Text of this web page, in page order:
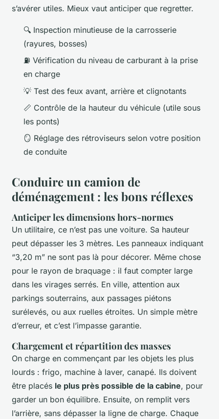
s’avérer utiles. Mieux vaut anticiper que regretter.
🔍 Inspection minutieuse de la carrosserie
(rayures, bosses)
⛽ Vérification du niveau de carburant à la prise
en charge
💡 Test des feux avant, arrière et clignotants
📏 Contrôle de la hauteur du véhicule (utile sous
les ponts)
🪞 Réglage des rétroviseurs selon votre position
de conduite
Conduire un camion de
déménagement : les bons réflexes
Anticiper les dimensions hors-normes
Un utilitaire, ce n’est pas une voiture. Sa hauteur
peut dépasser les 3 mètres. Les panneaux indiquant
“3,20 m” ne sont pas là pour décorer. Même chose
pour le rayon de braquage : il faut compter large
dans les virages serrés. En ville, attention aux
parkings souterrains, aux passages piétons
surélevés, ou aux ruelles étroites. Un simple mètre
d’erreur, et c’est l’impasse garantie.
Chargement et répartition des masses
On charge en commençant par les objets les plus
lourds : frigo, machine à laver, canapé. Ils doivent
être placés le plus près possible de la cabine, pour
garder un bon équilibre. Ensuite, on remplit vers
l’arrière, sans dépasser la ligne de charge. Chaque